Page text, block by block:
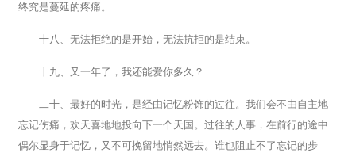
终究是蔓延的疼痛。
十八、无法拒绝的是开始，无法抗拒的是结束。
十九、又一年了，我还能爱你多久？
二十、最好的时光，是经由记忆粉饰的过往。我们会不由自主地
忘记伤痛，欢天喜地地投向下一个天国。过往的人事，在前行的途中
偶尔显身于记忆，又不可挽留地悄然远去。谁也阻止不了忘记的步